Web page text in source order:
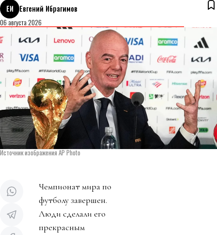
ЕИ
Евгений Ибрагимов
06 августа 2026
Источник изображения AP Photo
Чемпионат мира по
футболу завершен.
Люди сделали его
прекрасным